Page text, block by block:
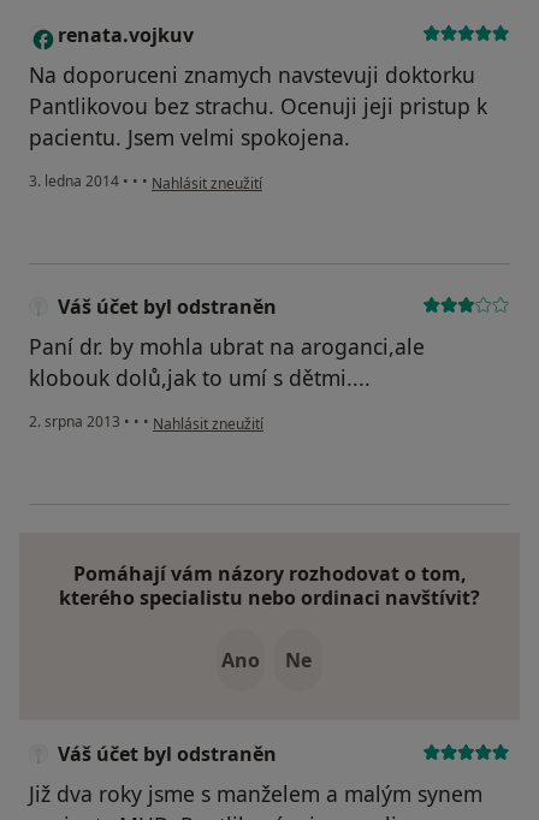
R renata.vojkuv
Na doporuceni znamych navstevuji doktorku
Pantlikovou bez strachu. Ocenuji jeji pristup k
pacientu. Jsem velmi spokojena.
3. ledna 2014 • • • podle názoru uživatele renata.vojkuv
Nahlásit zneužití
Váš účet byl odstraněn
Paní dr. by mohla ubrat na aroganci,ale
klobouk dolů,jak to umí s dětmi....
2. srpna 2013 • • • podle názoru uživatele Váš účet byl odstraněn
Nahlásit zneužití
Pomáhají vám názory rozhodovat o tom,
kterého specialistu nebo ordinaci navštívit?
Ano Ne
Váš účet byl odstraněn
Již dva roky jsme s manželem a malým synem